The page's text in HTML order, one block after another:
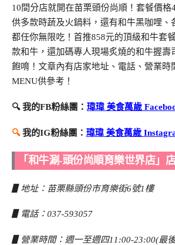
10間分店就開在苗栗頭份尚順！套餐價格
供多款時蔬及火鍋料，還有和牛黑咖哩、
都任你無限吃！首推858元的頂級和牛套
款和牛，還加碼專人現場炙燒的和牛握壽
飽唷！文章內有店家地址、電話、營業時
MENU供參考！
🔍 我的FB粉絲團： 瑋瑋 美食萬歲
🔍我的IG粉絲團： 瑋瑋 美食萬歲
「和牛涮-頭份尚順育樂世界店」
▋地址：苗栗縣頭份市育樂街6號1樓
▋電話：037-593057
▋營業時間：週一至週四11:00-23:00(最